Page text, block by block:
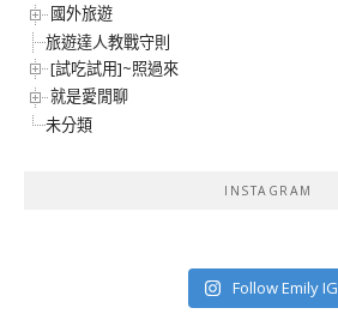
國外旅遊
旅遊達人教戰守則
[試吃試用]~照過來
就是愛閒聊
未分類
INSTAGRAM
Follow Emily IG